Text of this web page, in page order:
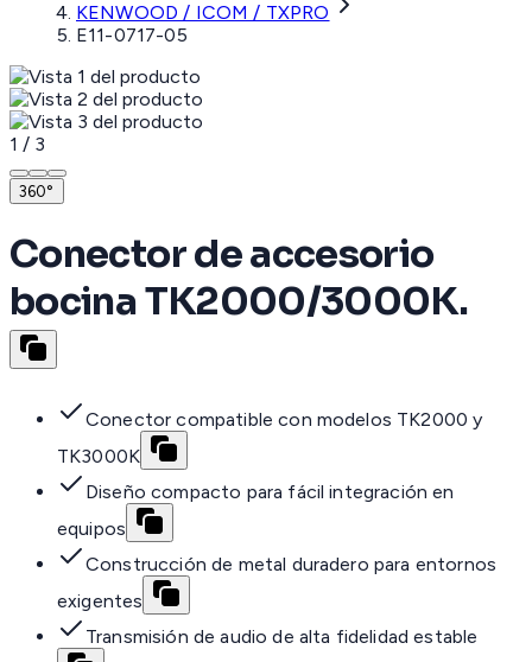
KENWOOD / ICOM / TXPRO
E11-0717-05
1 / 3
360°
Conector de accesorio
bocina TK2000/3000K.
Conector compatible con modelos TK2000 y
TK3000K
Diseño compacto para fácil integración en
equipos
Construcción de metal duradero para entornos
exigentes
Transmisión de audio de alta fidelidad estable